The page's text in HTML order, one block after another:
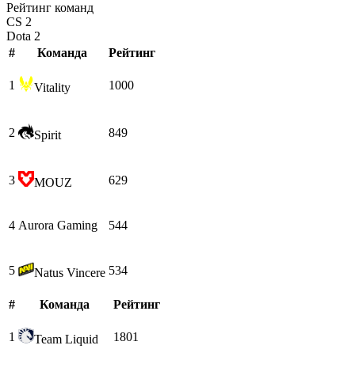
Рейтинг команд
CS 2
Dota 2
#
Команда Рейтинг
1 Vitality 1000
2 Spirit 849
3 MOUZ 629
4 Aurora Gaming 544
5 Natus Vincere 534
# Команда Рейтинг
1 Team Liquid 1801